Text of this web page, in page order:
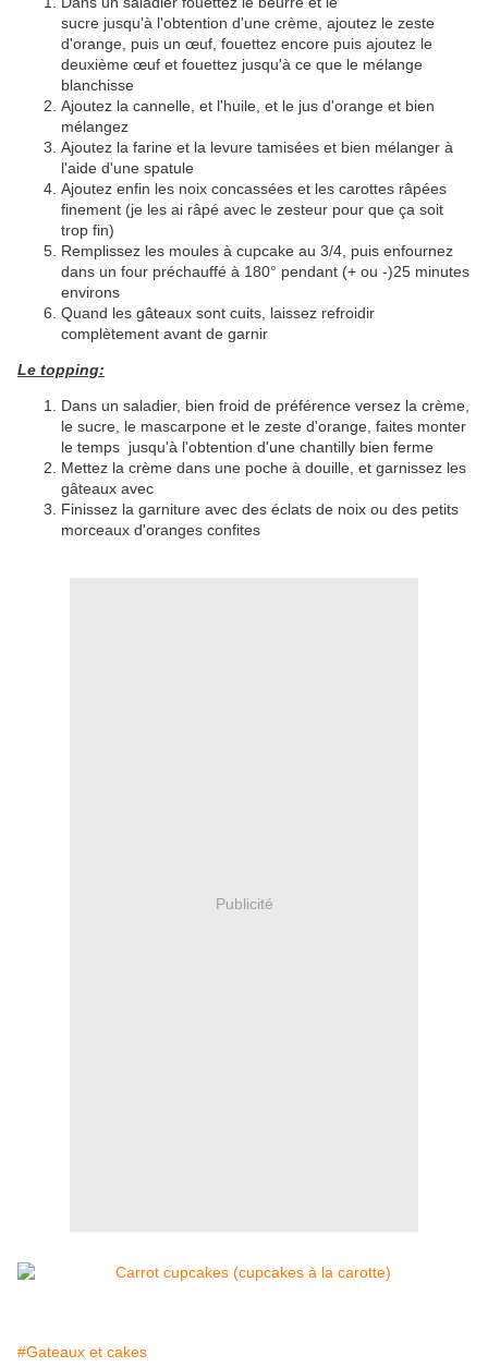
sucre jusqu’à l'obtention d'une crème, ajoutez le zeste
d'orange, puis un œuf, fouettez encore puis ajoutez le
deuxième œuf et fouettez jusqu'à ce que le mélange
blanchisse
Ajoutez la cannelle, et l'huile, et le jus d'orange et bien
mélangez
Ajoutez la farine et la levure tamisées et bien mélanger à
l'aide d'une spatule
Ajoutez enfin les noix concassées et les carottes râpées
finement (je les ai râpé avec le zesteur pour que ça soit
trop fin)
Remplissez les moules à cupcake au 3/4, puis enfournez
dans un four préchauffé à 180° pendant (+ ou -)25 minutes
environs
Quand les gâteaux sont cuits, laissez refroidir
complètement avant de garnir
Le topping:
Dans un saladier, bien froid de préférence versez la crème,
le sucre, le mascarpone et le zeste d'orange, faites monter
le temps jusqu'à l'obtention d'une chantilly bien ferme
Mettez la crème dans une poche à douille, et garnissez les
gâteaux avec
Finissez la garniture avec des éclats de noix ou des petits
morceaux d'oranges confites
Publicité
#Gateaux et cakes